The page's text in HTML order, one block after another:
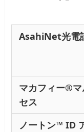
AsahiNet光電
マカフィー®マ
セス
ノートン™ ID